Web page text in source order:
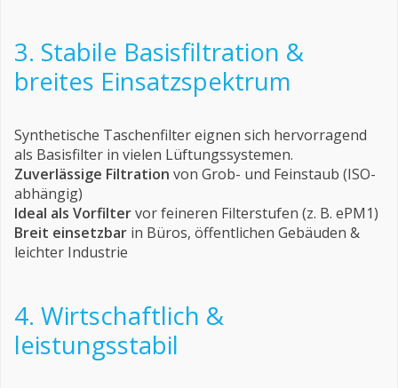
3. Stabile Basisfiltration &
breites Einsatzspektrum
Synthetische Taschenfilter eignen sich hervorragend
als Basisfilter in vielen Lüftungssystemen.
Zuverlässige Filtration von Grob- und Feinstaub (ISO-
abhängig)
Ideal als Vorfiltervor feineren Filterstufen (z. B. ePM1)
Breit einsetzbar in Büros, öffentlichen Gebäuden &
leichter Industrie
4. Wirtschaftlich &
leistungsstabil